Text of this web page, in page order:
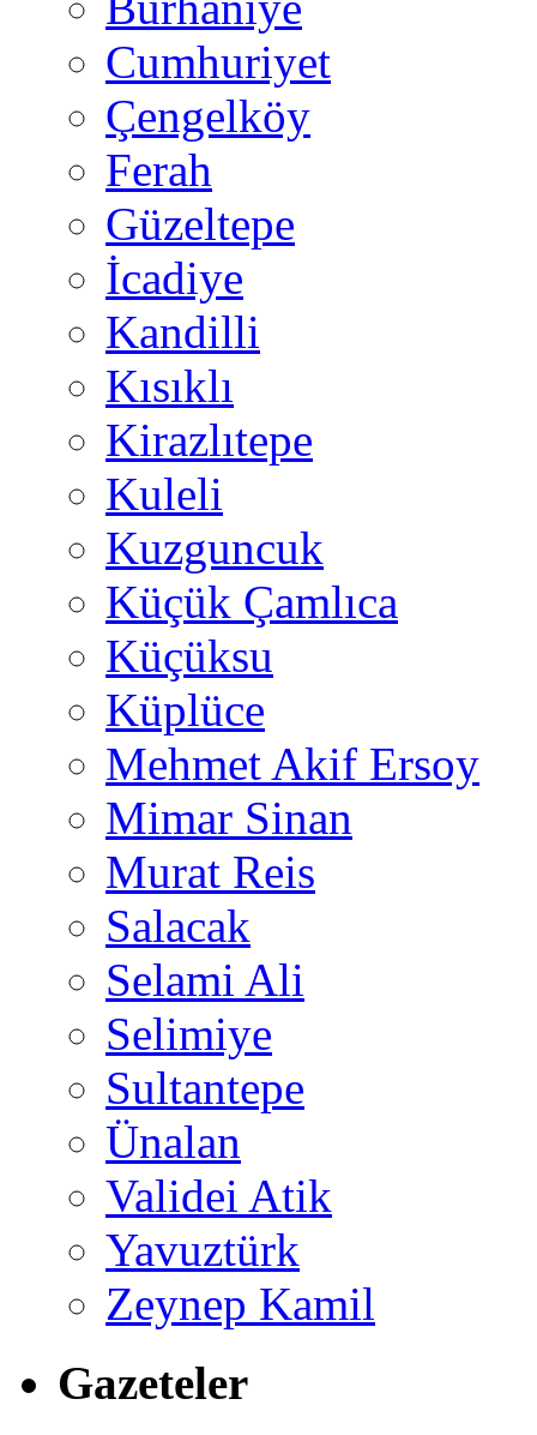
Cumhuriyet
Çengelköy
Ferah
Güzeltepe
İcadiye
Kandilli
Kısıklı
Kirazlıtepe
Kuleli
Kuzguncuk
Küçük Çamlıca
Küçüksu
Küplüce
Mehmet Akif Ersoy
Mimar Sinan
Murat Reis
Salacak
Selami Ali
Selimiye
Sultantepe
Ünalan
Validei Atik
Yavuztürk
Zeynep Kamil
Gazeteler